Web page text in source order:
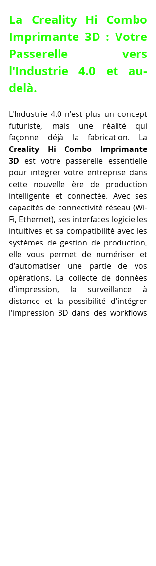
La Creality Hi Combo
Imprimante 3D : Votre
Passerelle vers
l'Industrie 4.0 et au-
delà.
L'Industrie 4.0 n'est plus un concept
futuriste, mais une réalité qui
Creality Hi Combo Imprimante
3D est votre passerelle essentielle
pour intégrer votre entreprise dans
cette nouvelle ère de production
intelligente et connectée. Avec ses
capacités de connectivité réseau (Wi-
Fi, Ethernet), ses interfaces logicielles
intuitives et sa compatibilité avec les
systèmes de gestion de production,
elle vous permet de numériser et
d'automatiser une partie de vos
opérations. La collecte de données
d'impression, la surveillance à
distance et la possibilité d'intégrer
l'impression 3D dans des workflows